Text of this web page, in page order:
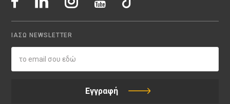
ΙΑΣΩ NEWSLETTER
Εγγραφή